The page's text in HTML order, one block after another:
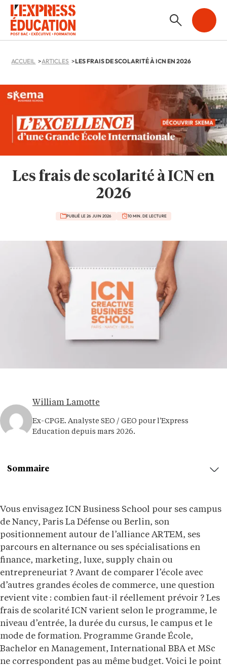
ACCUEIL ARTICLES LES FRAIS DE SCOLARITÉ À ICN EN 2026
Les frais de scolarité à ICN en
2026
PUBLIÉ LE 26 JUIN 2026 10 MIN. DE LECTURE
William Lamotte
Ex-CPGE. Analyste SEO / GEO pour l'Express
Education depuis mars 2026.
Vous envisagez ICN Business School pour ses campus
de Nancy, Paris La Défense ou Berlin, son
positionnement autour de l’alliance ARTEM, ses
parcours en alternance ou ses spécialisations en
finance, marketing, luxe, supply chain ou
entrepreneuriat ? Avant de comparer l’école avec
d’autres grandes écoles de commerce, une question
revient vite : combien faut-il réellement prévoir ? Les
frais de scolarité ICN varient selon le programme, le
niveau d’entrée, la durée du cursus, le campus et le
mode de formation. Programme Grande École,
Bachelor en Management, International BBA et MSc
ne correspondent pas au même budget. Voici le point
Sommaire